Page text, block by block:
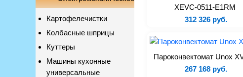
Картофелечистки
Колбасные шприцы
Куттеры
Машины кухонные
универсальные
XEVC-0511-E1RM
312 326 руб.
Пароконвектомат Unox
267 168 руб.